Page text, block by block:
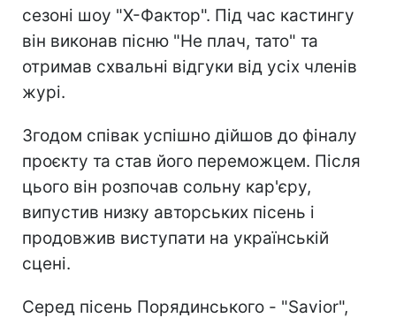
сезоні шоу "Х-Фактор". Під час кастингу
він виконав пісню "Не плач, тато" та
отримав схвальні відгуки від усіх членів
журі.
Згодом співак успішно дійшов до фіналу
проєкту та став його переможцем. Після
цього він розпочав сольну кар'єру,
випустив низку авторських пісень і
продовжив виступати на українській
сцені.
Серед пісень Порядинського - "Savior",